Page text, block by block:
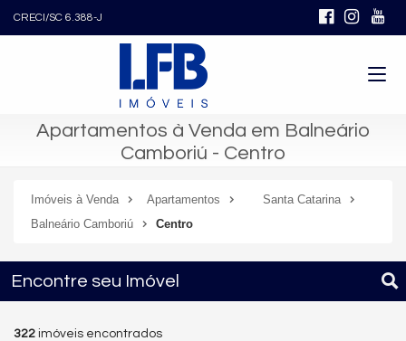
CRECI/SC 6.388-J
Apartamentos à Venda em Balneário
Camboriú - Centro
Imóveis à Venda Apartamentos
Santa Catarina
Balneário Camboriú
Centro
Encontre seu Imóvel
322 imóveis encontrados